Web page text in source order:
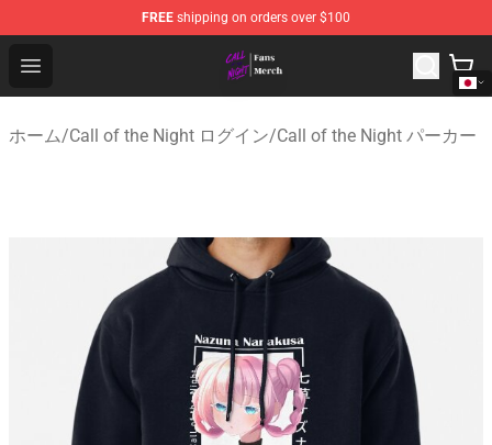
FREE shipping on orders over $100
Open menu
Call of the Night Store - Official Call of the Night
ホーム/Call of the Night ログイン/Call of the Night パーカー